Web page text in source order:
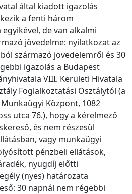
által kiadott igazolás
a fenti három
de van alkalmi
jövedelme: nyilatkozat az
származó jövedelemről és 30
igazolás a Budapest
VIII. Kerületi Hivatala
Foglalkoztatási Osztálytól (a
Központ, 1082
utca 76.), hogy a kérelmező
és nem részesül
vagy munkaügyi
pénzbeli ellátások,
nyugdíj előtti
(nyes) határozata
30 napnál nem régebbi